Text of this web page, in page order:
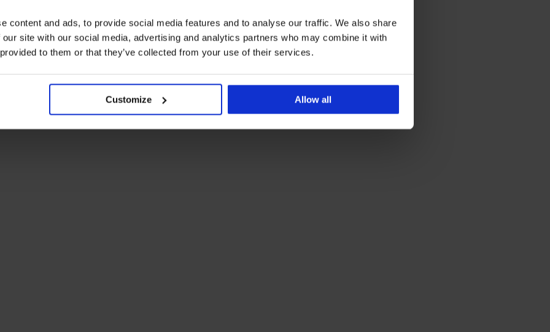
content and ads, to provide social media features and to analyse our traffic. We also share
site with our social media, advertising and analytics partners who may combine it with
to them or that they’ve collected from your use of their services.
Customize Allow all